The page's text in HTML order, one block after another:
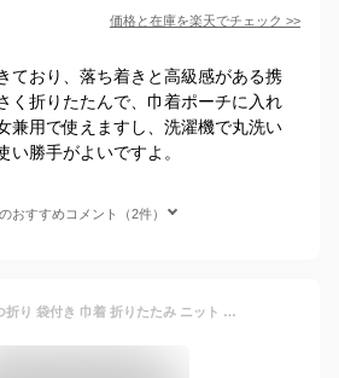
価格と在庫を楽天でチェック >>
ており、落ち着きと高級感がある携
く折りたたんで、巾着ポーチに入れ
兼用で使えますし、洗濯機で丸洗い
い勝手がよいですよ。
おすすめコメント（2件）
携帯 スリッパ 二つ折り 袋付き 巾着 折りたたみ ニット 洗える 旅行 トラベ 防災グッズ 母の日 プレゼント 実用的 携帯用 おしゃれ かわいい 入学式 卒業式 ストライプ メール便 フリーサイズ 2色型番：1423